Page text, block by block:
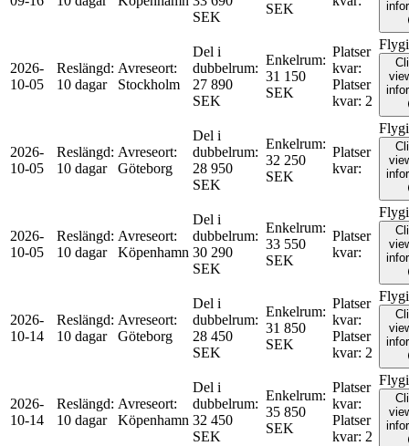
SEK
SEK
2026-
10-05
Reslängd:
10 dagar
Avreseort:
Stockholm
Del i
dubbelrum:
27 890
SEK
Enkelrum:
31 150
SEK
Platser
kvar:
Platser
kvar: 2
2026-
10-05
Reslängd:
10 dagar
Avreseort:
Göteborg
Del i
dubbelrum:
28 950
SEK
Enkelrum:
32 250
SEK
Platser
kvar:
2026-
10-05
Reslängd:
10 dagar
Avreseort:
Köpenhamn
Del i
dubbelrum:
30 290
SEK
Enkelrum:
33 550
SEK
Platser
kvar:
2026-
10-14
Reslängd:
10 dagar
Avreseort:
Göteborg
Del i
dubbelrum:
28 450
SEK
Enkelrum:
31 850
SEK
Platser
kvar:
Platser
kvar: 2
2026-
10-14
Reslängd:
10 dagar
Avreseort:
Köpenhamn
Del i
dubbelrum:
32 450
SEK
Enkelrum:
35 850
SEK
Platser
kvar:
Platser
kvar: 2